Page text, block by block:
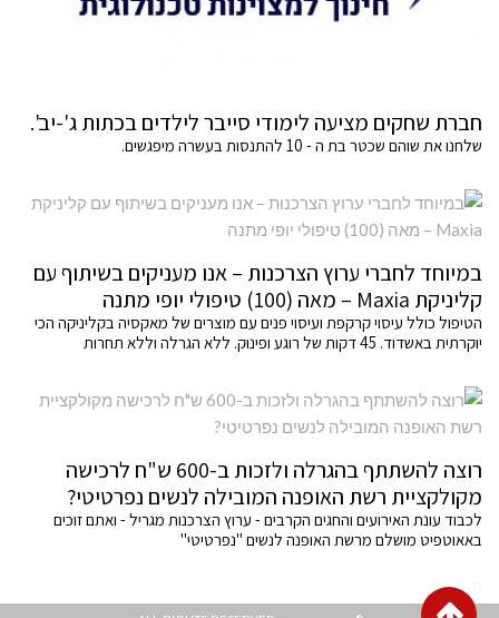
חברת שחקים מציעה לימודי סייבר לילדים בכתות ג'-יב'.
שלחנו את שוהם שכטר בת ה - 10 להתנסות בעשרה מיפגשים.
במיוחד לחברי ערוץ הצרכנות – אנו מעניקים בשיתוף עם
קליניקת Maxia – מאה (100) טיפולי יופי מתנה
הטיפול כולל עיסוי קרקפת ועיסוי פנים עם מוצרים של מאקסיה בקליניקה הכי
יוקרתית באשדוד. 45 דקות של רוגע ופינוק. ללא הגרלה וללא תחרות
רוצה להשתתף בהגרלה ולזכות ב-600 ש"ח לרכישה
מקולקציית רשת האופנה המובילה לנשים נפרטיטי?
לכבוד עונת האירועים והחגים הקרבים - ערוץ הצרכנות מגריל - ואתם זוכים
באאוטפיט מושלם מרשת האופנה לנשים "נפרטיטי"